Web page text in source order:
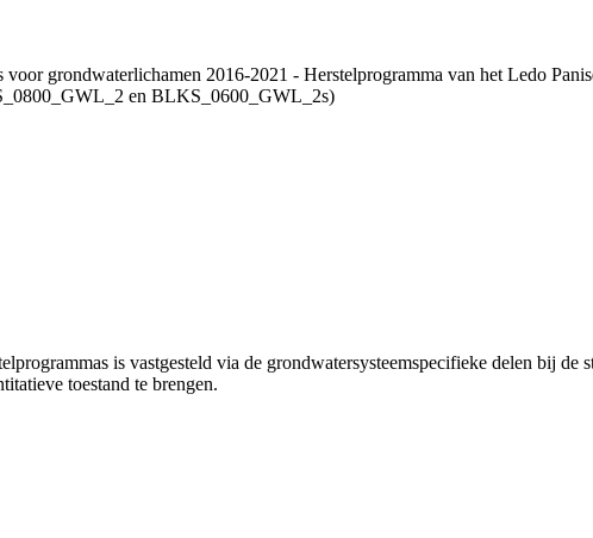
voor grondwaterlichamen 2016-2021 - Herstelprogramma van het Ledo
en BLKS_0600_GWL_2s)
is vastgesteld via de grondwatersysteemspecifieke delen bij
toestand te brengen.